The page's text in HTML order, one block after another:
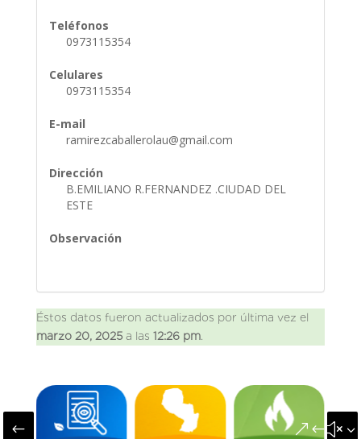
Teléfonos
0973115354
Celulares
0973115354
E-mail
ramirezcaballerolau@gmail.com
Dirección
B.EMILIANO R.FERNANDEZ .CIUDAD DEL
ESTE
Observación
Éstos datos fueron actualizados por última vez el
marzo 20, 2025a las 12:26 pm.
#